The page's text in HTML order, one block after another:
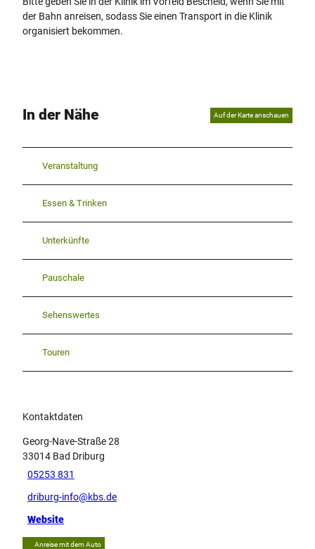
der Bahn anreisen, sodass Sie einen Transport in die Klinik
organisiert bekommen.
In der Nähe Auf der Karte anschauen
Veranstaltung
Essen & Trinken
Unterkünfte
Pauschale
Sehenswertes
Touren
Kontaktdaten
Georg-Nave-Straße 28
33014 Bad Driburg
05253 831
driburg-info@kbs.de
Website
Anreise mit dem Auto